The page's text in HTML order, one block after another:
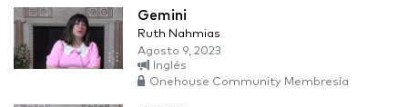
Gemini
Ruth Nahmias
Agosto 9, 2023
Inglés
Onehouse Community Membresía